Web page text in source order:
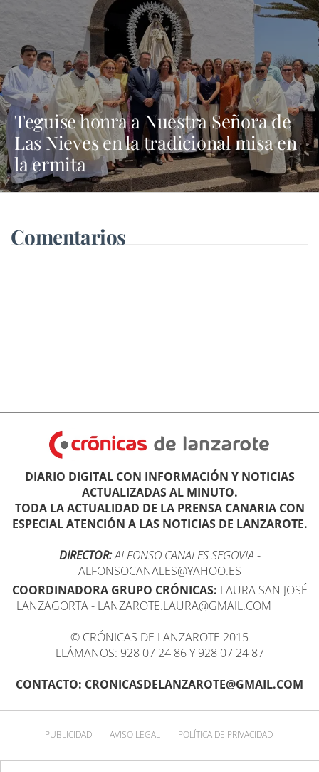
Teguise honra a Nuestra Señora de
Las Nieves en la tradicional misa en
la ermita
Comentarios
DIARIO DIGITAL CON INFORMACIÓN Y NOTICIAS
ACTUALIZADAS AL MINUTO.
TODA LA ACTUALIDAD DE LA PRENSA CANARIA CON
ESPECIAL ATENCIÓN A LAS NOTICIAS DE LANZAROTE.
DIRECTOR:ALFONSO CANALES SEGOVIA -
ALFONSOCANALES@YAHOO.ES
COORDINADORA GRUPO CRÓNICAS: LAURA SAN JOSÉ
LANZAGORTA - LANZAROTE.LAURA@GMAIL.COM
© CRÓNICAS DE LANZAROTE 2015
LLÁMANOS: 928 07 24 86 Y 928 07 24 87
CONTACTO: CRONICASDELANZAROTE@GMAIL.COM
PUBLICIDAD AVISO LEGAL POLÍTICA DE PRIVACIDAD